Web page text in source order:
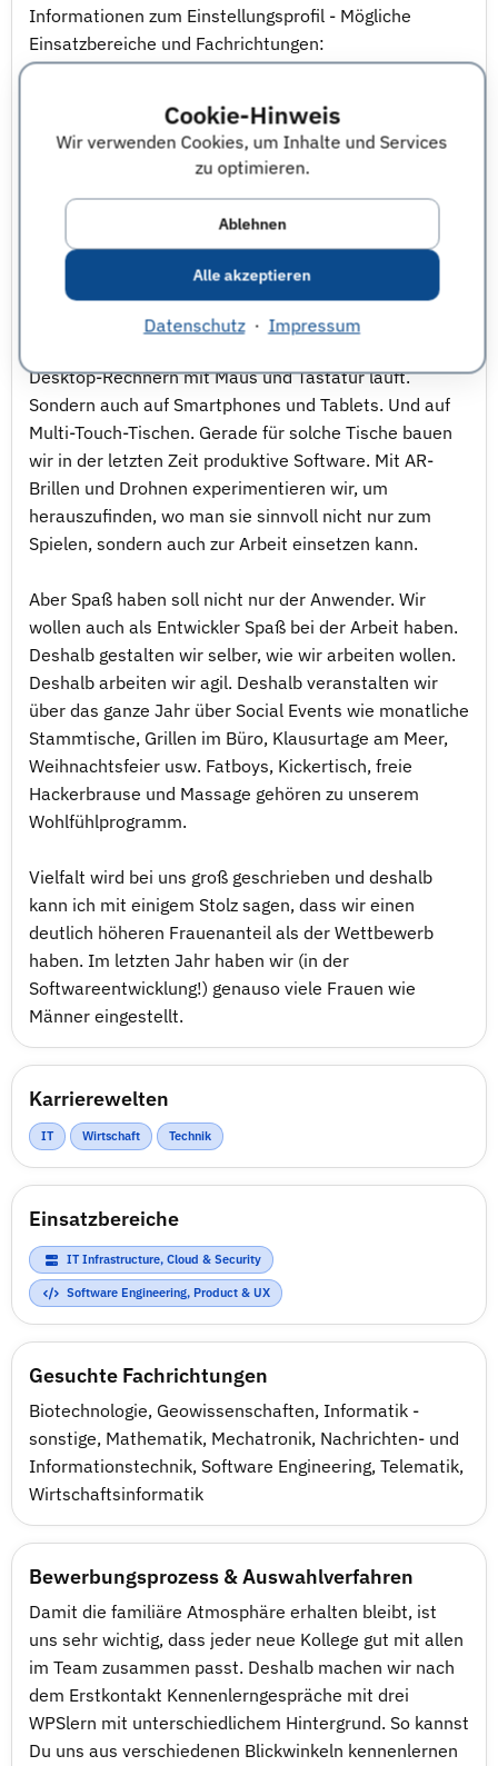
Cookie-Hinweis
Wir verwenden Cookies, um Inhalte und Services
zu optimieren.
Ablehnen
Alle akzeptieren
Datenschutz· Impressum
Informationen zum Einstellungsprofil - Mögliche
Einsatzbereiche und Fachrichtungen:
Informatik
und verwandtes - weitere Infos - Wir, die WPS, sind ein
Softwareentwicklungsunternehmen aus Hamburg.
Unser Motto ist „Business-Software, die Spaß macht“.
Weil wir den Arbeitsplatz der Zukunft bauen. Weil wir
Werkzeuge bauen, die zwar für den professionellen
Einsatz gedacht sind, aber deshalb nicht langweilig und
grau sein müssen. Das geht heutzutage viel leichter
Desktop-Rechnern mit Maus und Tastatur läuft.
Sondern auch auf Smartphones und Tablets. Und auf
Multi-Touch-Tischen. Gerade für solche Tische bauen
wir in der letzten Zeit produktive Software. Mit AR-
Brillen und Drohnen experimentieren wir, um
herauszufinden, wo man sie sinnvoll nicht nur zum
Spielen, sondern auch zur Arbeit einsetzen kann.
Aber Spaß haben soll nicht nur der Anwender. Wir
wollen auch als Entwickler Spaß bei der Arbeit haben.
Deshalb gestalten wir selber, wie wir arbeiten wollen.
Deshalb arbeiten wir agil. Deshalb veranstalten wir
über das ganze Jahr über Social Events wie monatliche
Stammtische, Grillen im Büro, Klausurtage am Meer,
Weihnachtsfeier usw. Fatboys, Kickertisch, freie
Hackerbrause und Massage gehören zu unserem
Wohlfühlprogramm.
Vielfalt wird bei uns groß geschrieben und deshalb
kann ich mit einigem Stolz sagen, dass wir einen
deutlich höheren Frauenanteil als der Wettbewerb
haben. Im letzten Jahr haben wir (in der
Softwareentwicklung!) genauso viele Frauen wie
Männer eingestellt.
Karrierewelten
IT Wirtschaft Technik
Einsatzbereiche
IT Infrastructure, Cloud & Security
Software Engineering, Product & UX
Gesuchte Fachrichtungen
Biotechnologie, Geowissenschaften, Informatik -
sonstige, Mathematik, Mechatronik, Nachrichten- und
Informationstechnik, Software Engineering, Telematik,
Wirtschaftsinformatik
Bewerbungsprozess & Auswahlverfahren
Damit die familiäre Atmosphäre erhalten bleibt, ist
uns sehr wichtig, dass jeder neue Kollege gut mit allen
im Team zusammen passt. Deshalb machen wir nach
dem Erstkontakt Kennenlerngespräche mit drei
WPSlern mit unterschiedlichem Hintergrund. So kannst
Du uns aus verschiedenen Blickwinkeln kennenlernen